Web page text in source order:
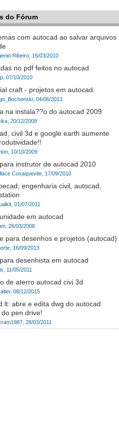
do Fórum
com autocad ao salvar arquivos
Ribeiro, 15/03/2010
no pdf feitos no autocad
07/10/2010
craft - projetos em autocad
04/06/2013
na instala??o do autocad 2009
20/12/2009
civil 3d e google earth aumente
10/10/2009
instrutor de autocad 2010
Cosaquevite, 17/09/2010
engenharia civil, autocad,
01/07/2011
em autocad
26/03/2008
para desenhos e projetos (autocad)
16/09/2013
desenhista em autocad
11/05/2011
de aterro autocad civi 3d
08/12/2015
lt: abre e edita dwg do autocad
pen drive!
28/03/2011